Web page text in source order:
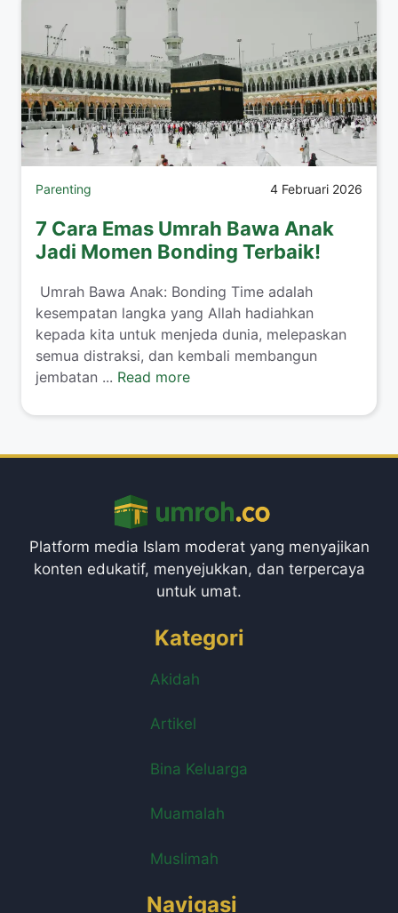
Parenting 4 Februari 2026
7 Cara Emas Umrah Bawa Anak
Jadi Momen Bonding Terbaik!
​ Umrah Bawa Anak: Bonding Time adalah
kesempatan langka yang Allah hadiahkan
kepada kita untuk menjeda dunia, melepaskan
semua distraksi, dan kembali membangun
jembatan ... Read more
Platform media Islam moderat yang menyajikan
konten edukatif, menyejukkan, dan terpercaya
untuk umat.
Kategori
Akidah
Artikel
Bina Keluarga
Muamalah
Muslimah
Navigasi